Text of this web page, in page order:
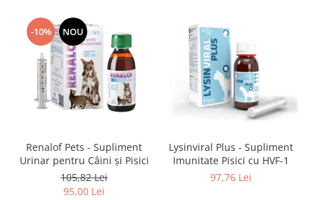
-10% NOU
Renalof Pets - Supliment
Urinar pentru Câini și Pisici
105,82 Lei
95,00 Lei
Lysinviral Plus - Supliment
Imunitate Pisici cu HVF-1
97,76 Lei